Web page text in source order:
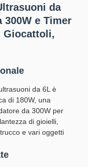
da
300W e Timer
Giocattoli,
da 6L è
di 180W, una
da 300W per
di gioielli,
e vari oggetti